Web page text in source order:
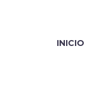
INICIO